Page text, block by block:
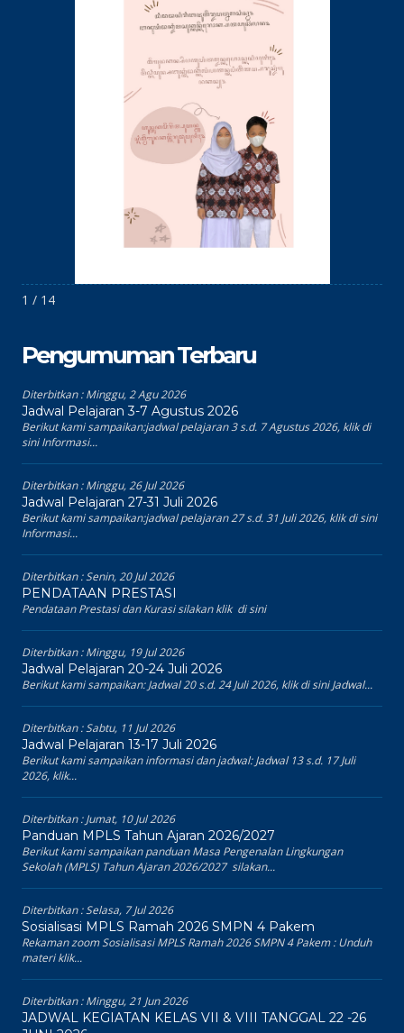
1 / 14
Pengumuman Terbaru
Diterbitkan :Minggu, 2 Agu 2026
Jadwal Pelajaran 3-7 Agustus 2026
Berikut kami sampaikan:jadwal pelajaran 3 s.d. 7 Agustus 2026, klik di
sini Informasi...
Diterbitkan :Minggu, 26 Jul 2026
Jadwal Pelajaran 27-31 Juli 2026
Berikut kami sampaikan:jadwal pelajaran 27 s.d. 31 Juli 2026, klik di sini
Informasi...
Diterbitkan :Senin, 20 Jul 2026
PENDATAAN PRESTASI
Pendataan Prestasi dan Kurasi silakan klik di sini
Diterbitkan :Minggu, 19 Jul 2026
Jadwal Pelajaran 20-24 Juli 2026
Berikut kami sampaikan: Jadwal 20 s.d. 24 Juli 2026, klik di sini Jadwal...
Diterbitkan :Sabtu, 11 Jul 2026
Jadwal Pelajaran 13-17 Juli 2026
Berikut kami sampaikan informasi dan jadwal: Jadwal 13 s.d. 17 Juli
2026, klik...
Diterbitkan :Jumat, 10 Jul 2026
Panduan MPLS Tahun Ajaran 2026/2027
Berikut kami sampaikan panduan Masa Pengenalan Lingkungan
Sekolah (MPLS) Tahun Ajaran 2026/2027 silakan...
Diterbitkan :Selasa, 7 Jul 2026
Sosialisasi MPLS Ramah 2026 SMPN 4 Pakem
Rekaman zoom Sosialisasi MPLS Ramah 2026 SMPN 4 Pakem : Unduh
materi klik...
Diterbitkan :Minggu, 21 Jun 2026
JADWAL KEGIATAN KELAS VII & VIII TANGGAL 22 -26